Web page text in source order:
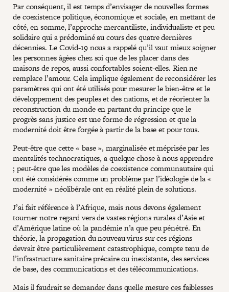
Par conséquent, il est temps d’envisager de nouvelles formes
de coexistence politique, économique et sociale, en mettant de
côté, en somme, l’approche mercantiliste, individualiste et peu
solidaire qui a prédominé au cours des quatre dernières
décennies. Le Covid-19 nous a rappelé qu’il vaut mieux soigner
les personnes âgées chez soi que de les placer dans des
maisons de repos, aussi confortables soient-elles. Rien ne
remplace l’amour. Cela implique également de reconsidérer les
paramètres qui ont été utilisés pour mesurer le bien-être et le
développement des peuples et des nations, et de réorienter la
reconstruction du monde en partant du principe que le
progrès sans justice est une forme de régression et que la
modernité doit être forgée à partir de la base et pour tous.
Peut-être que cette « base », marginalisée et méprisée par les
mentalités technocratiques, a quelque chose à nous apprendre
; peut-être que les modèles de coexistence communautaire qui
ont été considérés comme un problème par l’idéologie de la «
modernité » néolibérale ont en réalité plein de solutions.
J’ai fait référence à l’Afrique, mais nous devons également
tourner notre regard vers de vastes régions rurales d’Asie et
d’Amérique latine où la pandémie n’a que peu pénétré. En
théorie, la propagation du nouveau virus sur ces régions
devrait être particulièrement catastrophique, compte tenu de
l’infrastructure sanitaire précaire ou inexistante, des services
de base, des communications et des télécommunications.
Mais il faudrait se demander dans quelle mesure ces faiblesses